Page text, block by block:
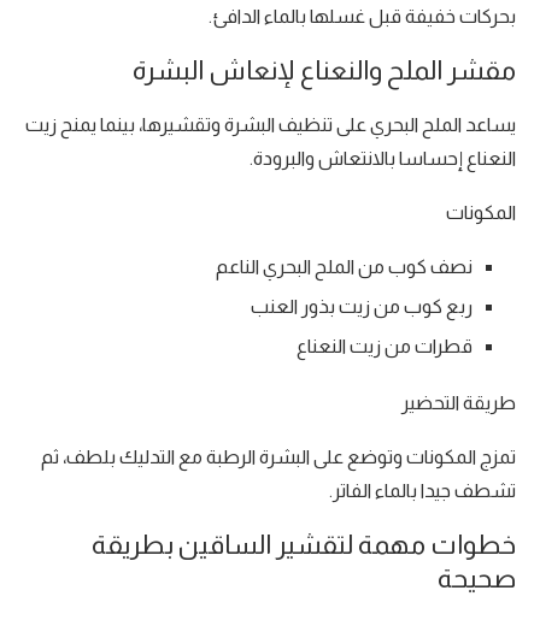
بحركات خفيفة قبل غسلها بالماء الدافئ.
مقشر الملح والنعناع لإنعاش البشرة
يساعد الملح البحري على تنظيف البشرة وتقشيرها، بينما يمنح زيت
النعناع إحساسا بالانتعاش والبرودة.
المكونات
نصف كوب من الملح البحري الناعم
ربع كوب من زيت بذور العنب
قطرات من زيت النعناع
طريقة التحضير
تمزج المكونات وتوضع على البشرة الرطبة مع التدليك بلطف، ثم
تشطف جيدا بالماء الفاتر.
خطوات مهمة لتقشير الساقين بطريقة
صحيحة